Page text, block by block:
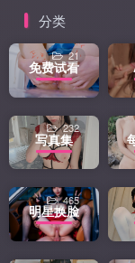
分类
免费试看
21
写真集
232
明星换脸
465